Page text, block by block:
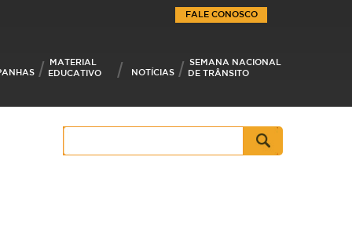
MATERIAL
EDUCATIVO
NOTÍCIAS
SEMANA NACIONAL
DE TRÂNSITO
FALE CONOSCO
Pesquisar
por: